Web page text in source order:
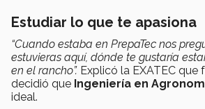
Estudiar lo que te apasiona
“Cuando estaba en PrepaTec nos
estuvieras aquí, dónde te gustaría
en el rancho”. Explicó la EXATEC que
decidió que Ingeniería en
ideal.